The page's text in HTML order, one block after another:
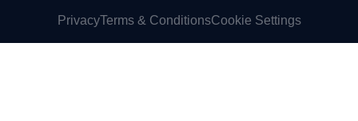
PrivacyTerms & ConditionsCookie Settings